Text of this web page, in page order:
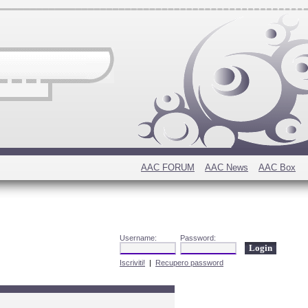
AAC FORUM AAC News AAC Box
Username: Password:
Iscriviti! | Recupero password